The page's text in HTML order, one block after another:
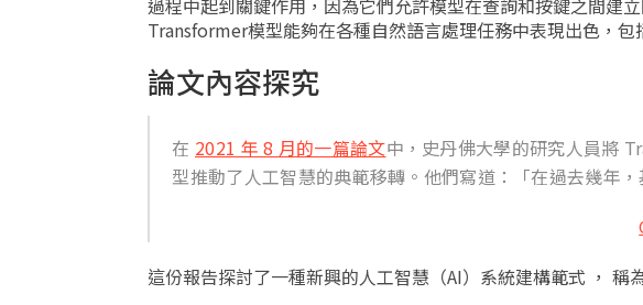
過程中起到關鍵作用，因為它們允許模型在查詢和按鍵之間建
Transformer模型能夠在各種自然語言處理任務中表現出色，包
論文內容探究
在 2021 年 8 月的一篇論文中，史丹佛大學的研究人員將
型推動了人工智慧的典範移轉。他們寫道：「在過去幾年
這份報告探討了一種新興的人工智慧（AI）系統建構範式 ， 稱